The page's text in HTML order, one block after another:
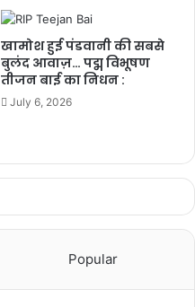
मॉडल की सराहना,
ISRO तकनीक से
बढ़ा भूजल स्तर
1 week ago
खामोश हुई पंडवानी की सबसे
बुलंद आवाज़… पद्म विभूषण
तीजन बाई का निधन :
July 6, 2026
Popular